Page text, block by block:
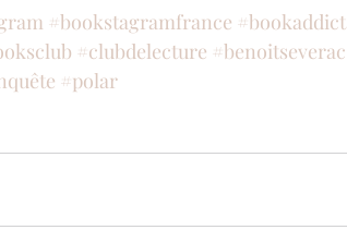
#bookstagramfrance #bookaddict
#clubdelecture #benoitseverac
#polar